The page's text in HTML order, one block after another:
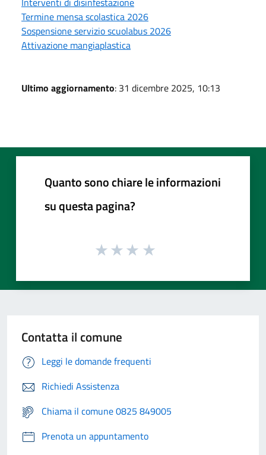
Termine mensa scolastica 2026
Sospensione servizio scuolabus 2026
Attivazione mangiaplastica
Ultimo aggiornamento: 31 dicembre 2025, 10:13
Quanto sono chiare le informazioni
su questa pagina?
Contatta il comune
Leggi le domande frequenti
Richiedi Assistenza
Chiama il comune 0825 849005
Prenota un appuntamento